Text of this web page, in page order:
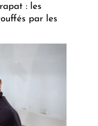
: les
par les